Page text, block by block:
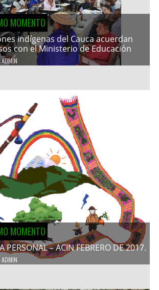
MOMENTO
indígenas del Cauca acuerdan
con el Ministerio de Educación
ADMIN
MOMENTO
PERSONAL – ACIN FEBRERO DE 2017.
ADMIN